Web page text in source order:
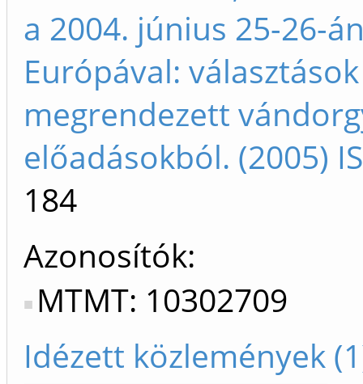
a 2004. június 25-26-
Európával:
megrendezett
előadásokból. (2005)
184
Azonosítók
MTMT: 10302709
Idézett közlemények